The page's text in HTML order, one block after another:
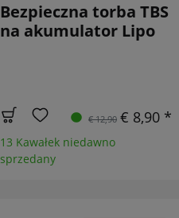
Bezpieczna torba TBS
na akumulator Lipo
€ 12,90 € 8,90 *
13 Kawałek niedawno
sprzedany